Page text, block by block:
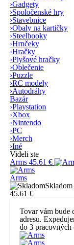
›Gadgety
›Spoločenské hry
›Stavebnice
›Obaly na kartičky
›Steelbooky
›Hrnčeky
›Hračky
›Plyšové hračky
›Oblečenie
›Puzzle
›RC modely
›Autodráhy
Bazár
›Playstation
›Xbox
›Nintendo
›PC
›Merch
›Iné
Videli ste
Arms 45.61 €
Arms
Skladom
45.61 €
Tovar vám bude
adresu.
do 3 pracovných